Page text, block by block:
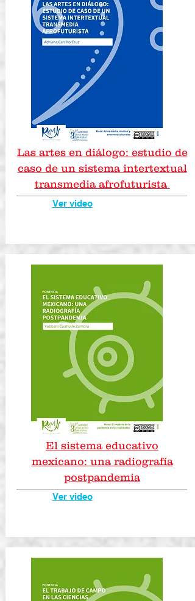
Las artes en diálogo: estudio de
caso de un sistema intertextual
transmedia afrofuturista
Ver video
El sistema educativo
mexicano: una radiografía
postpandemia
Ver video